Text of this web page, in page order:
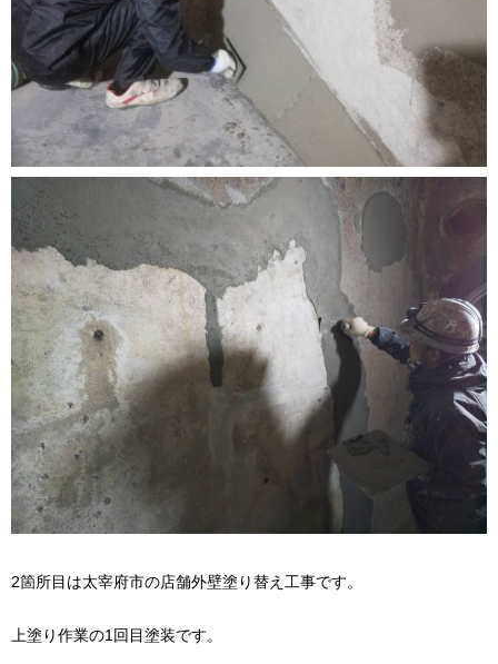
2箇所目は太宰府市の店舗外壁塗り替え工事です。
上塗り作業の1回目塗装です。